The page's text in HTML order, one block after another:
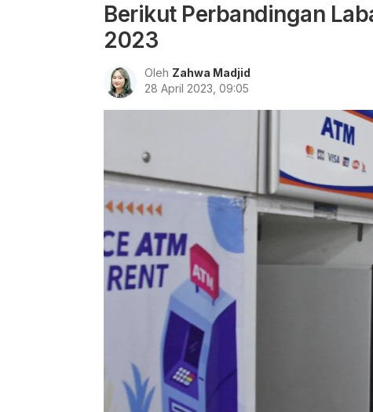
Berikut Perbandingan
2023
Oleh Zahwa Madjid
28 April 2023, 09:05